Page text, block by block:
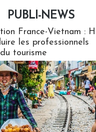
PUBLI-NEWS
France-Vietnam :
les professionnels
tourisme